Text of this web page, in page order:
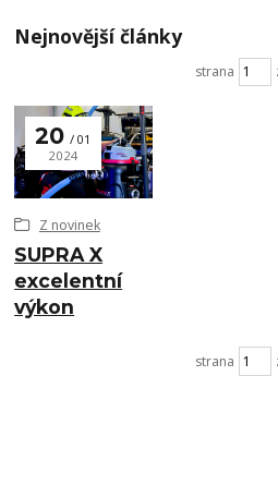
Nejnovější články
strana
SUPRA X
excelentní
výkon
20
01
2024
Z novinek
strana